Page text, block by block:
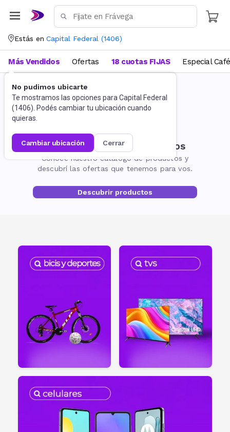
Estás en Capital Federal (1406)
No pudimos ubicarte
Te mostramos las opciones para Capital Federal
(1406). Podés cambiar tu ubicación cuando
quieras.
cambiar ubicación cerrar
Más Vendidos Ofertas 18 cuotas FIJAS Especial Café
No encontramos resultados
Conocé nuestro catálogo de productos y
descubrí las ofertas que tenemos para vos.
Descubrir productos